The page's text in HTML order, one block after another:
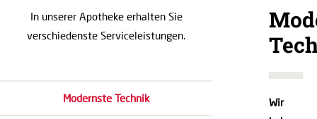
In unserer Apotheke erhalten Sie
verschiedenste Serviceleistungen.
Modernste Technik
Wir